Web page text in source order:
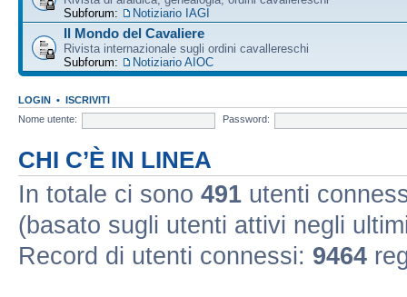
Subforum:
Notiziario IAGI
Il Mondo del Cavaliere
Rivista internazionale sugli ordini cavallereschi
Subforum:
Notiziario AIOC
LOGIN • ISCRIVITI
Nome utente:
Password:
CHI C’È IN LINEA
In totale ci sono 491 utenti
(basato sugli utenti attivi negli
Record di utenti connessi: 9464